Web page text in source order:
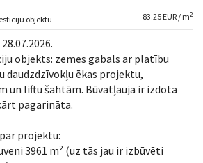
objektu 83.25 EUR / m2
objekts: zemes gabals ar platību
daudzdzīvokļu ēkas projektu,
un liftu šahtām. Būvatļauja ir izdota
pagarināta.
projektu:
3961 m² (uz tās jau ir izbūvēti